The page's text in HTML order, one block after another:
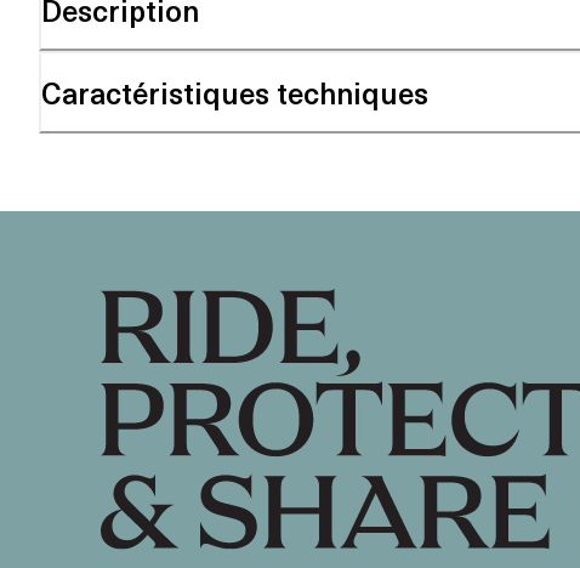
Description
Caractéristiques techniques